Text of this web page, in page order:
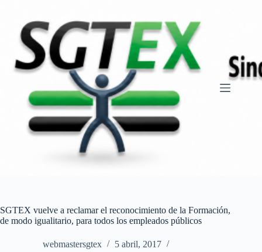
contenido
SGTEX vuelve a reclamar el reconocimiento de la Formación,
de modo igualitario, para todos los empleados públicos
webmastersgtex
5 abril, 2017